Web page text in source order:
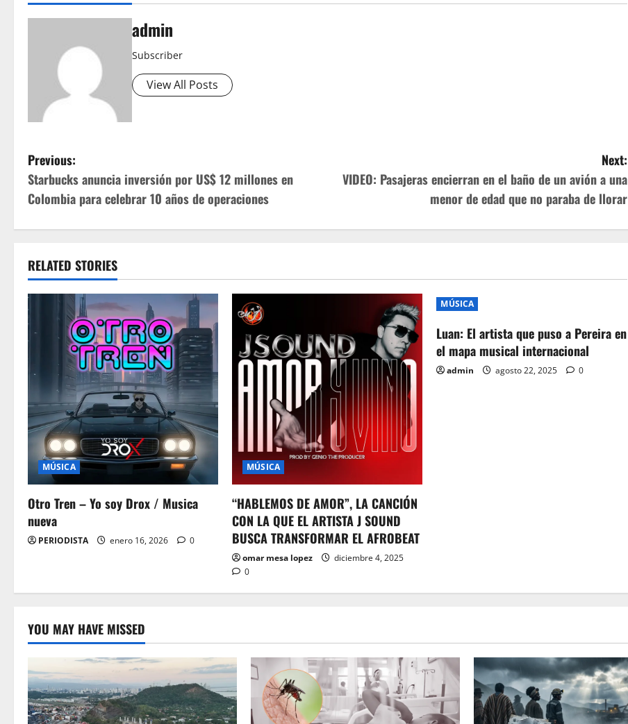
admin
Subscriber
View All Posts
P
o
s
n
a
v
i
g
a
t
i
o
n
Previous:
Starbucks anuncia inversión por US$ 12 millones en
Colombia para celebrar 10 años de operaciones
Next:
VIDEO: Pasajeras encierran en el baño de un avión a una
menor de edad que no paraba de llorar
RELATED STORIES
MÚSICA
Otro Tren – Yo soy Drox / Musica
nueva
PERIODISTA enero 16, 2026 0
MÚSICA
“HABLEMOS DE AMOR”, LA CANCIÓN
CON LA QUE EL ARTISTA J SOUND
BUSCA TRANSFORMAR EL AFROBEAT
omar mesa lopez
diciembre 4, 2025
0
MÚSICA
Luan: El artista que puso a Pereira en
el mapa musical internacional
admin agosto 22, 2025 0
YOU MAY HAVE MISSED